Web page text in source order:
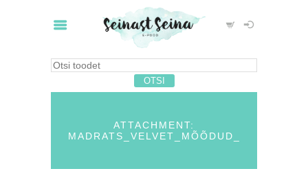
ATTACHMENT:
MADRATS_VELVET_MÕÕDUD_